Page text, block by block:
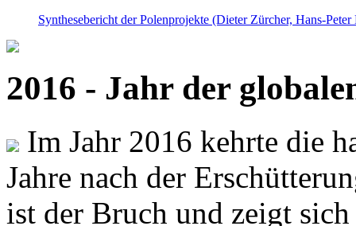
Synthesebericht der Polenprojekte (Dieter Zürcher, Hans-
2016 - Jahr der
Im Jahr 2016 kehrte die
Jahre nach der
ist der Bruch und zeigt